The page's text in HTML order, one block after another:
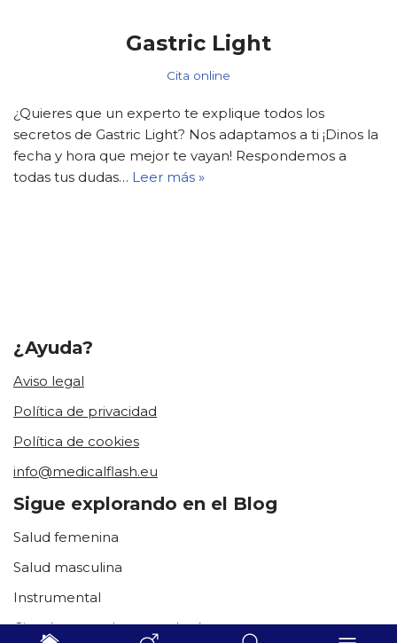
Gastric Light
Cita online
¿Quieres que un experto te explique todos los
secretos de Gastric Light? Nos adaptamos a ti ¡Dinos la
fecha y hora que mejor te vayan! Respondemos a
todas tus dudas… Leer más »
¿Ayuda?
Aviso legal
Política de privacidad
Política de cookies
info@medicalflash.eu
Sigue explorando en el Blog
Salud femenina
Salud masculina
Instrumental
Cirugía general y proctología